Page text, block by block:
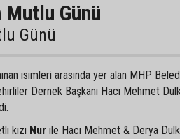
Günü
Günü
isimleri arasında yer alan MHP
Dernek Başkanı Hacı Mehmet
kızı Nur ile Hacı Mehmet & Derya